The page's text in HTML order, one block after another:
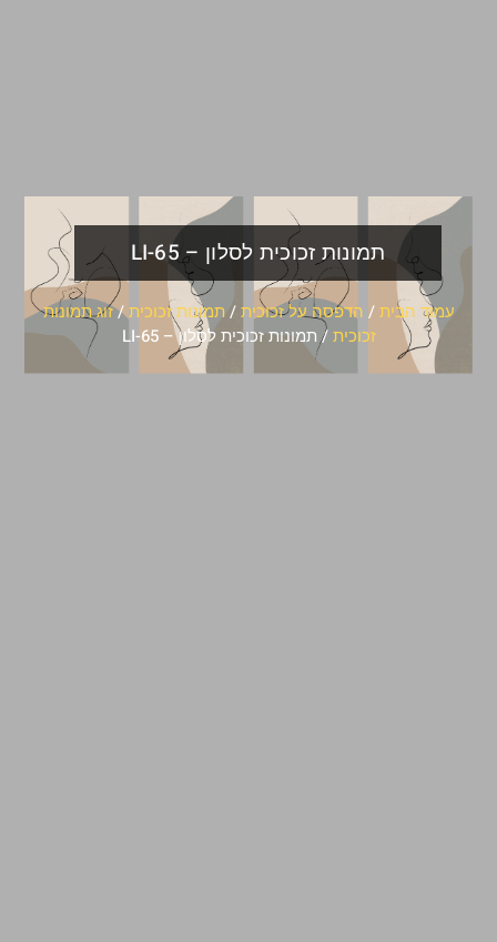
תמונות זכוכית לסלון – LI-65
עמוד הבית/ הדפסה על זכוכית/תמונות זכוכית/זוג תמונות
זכוכית/ תמונות זכוכית לסלון – LI-65